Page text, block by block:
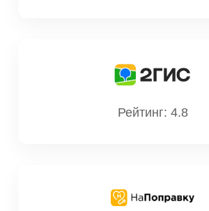
Рейтинг: 4.8